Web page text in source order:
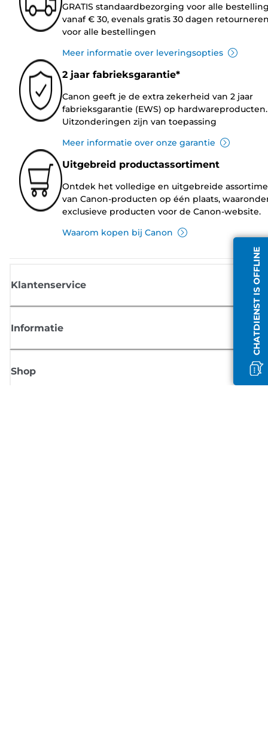
CHATDIENST IS OFFLINE
GRATIS standaardbezorging voor alle
vanaf € 30, evenals gratis 30 dagen
voor alle bestellingen
Meer informatie over leveringsopties
2 jaar fabrieksgarantie*
Canon geeft je de extra zekerheid van 2 jaar
fabrieksgarantie (EWS) op hardwareproducten.
Uitzonderingen zijn van toepassing
Meer informatie over onze garantie
Uitgebreid productassortiment
Ontdek het volledige en uitgebreide
van Canon-producten op één plaats,
exclusieve producten voor de Canon-website.
Waarom kopen bij Canon
Klantenservice
Informatie
Shop